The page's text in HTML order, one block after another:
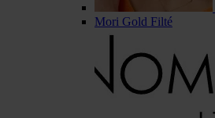
Mori Gold Filté